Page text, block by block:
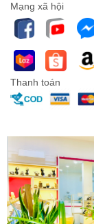
Mạng xã hội
Thanh toán